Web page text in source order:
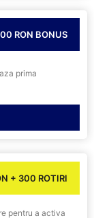
RON BONUS
prima
+ 300 ROTIRI
pentru a activa